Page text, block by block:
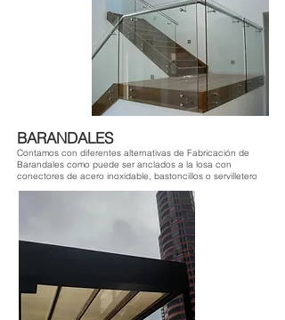
BARANDALES
Contamos con diferentes alternativas de Fabricación de
Barandales como puede ser anclados a la losa con
conectores de acero inoxidable, bastoncillos o servilletero